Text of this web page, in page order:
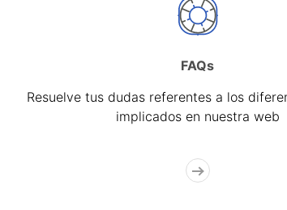
FAQs
Resuelve tus dudas referentes a los
implicados en nuestra web